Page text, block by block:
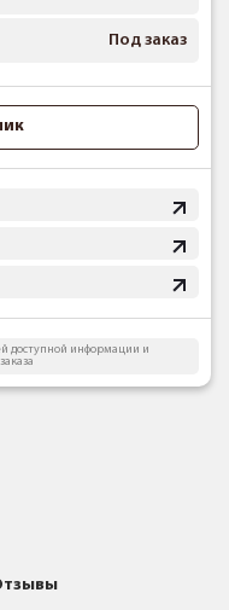
Под заказ
доступной информации и